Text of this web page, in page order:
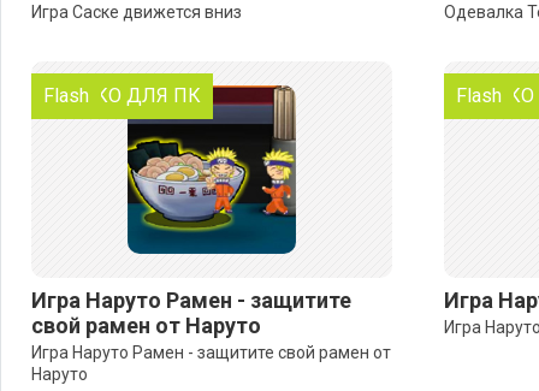
Игра Саске движется вниз Одевалка
ТОЛЬКО ДЛЯ ПК
Flash
Игра Наруто Рамен - защитите
свой рамен от Наруто
Игра Наруто Рамен - защитите свой рамен от
Наруто
Flash
Игра
Игра